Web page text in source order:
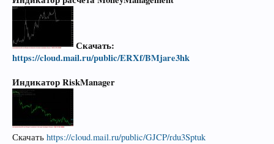
Скачать:
https://cloud.mail.ru/public/ERXf/BMjare3hk
ИндикаторRiskManager
Скачать https://cloud.mail.ru/public/GJCP/rdu3Sptuk